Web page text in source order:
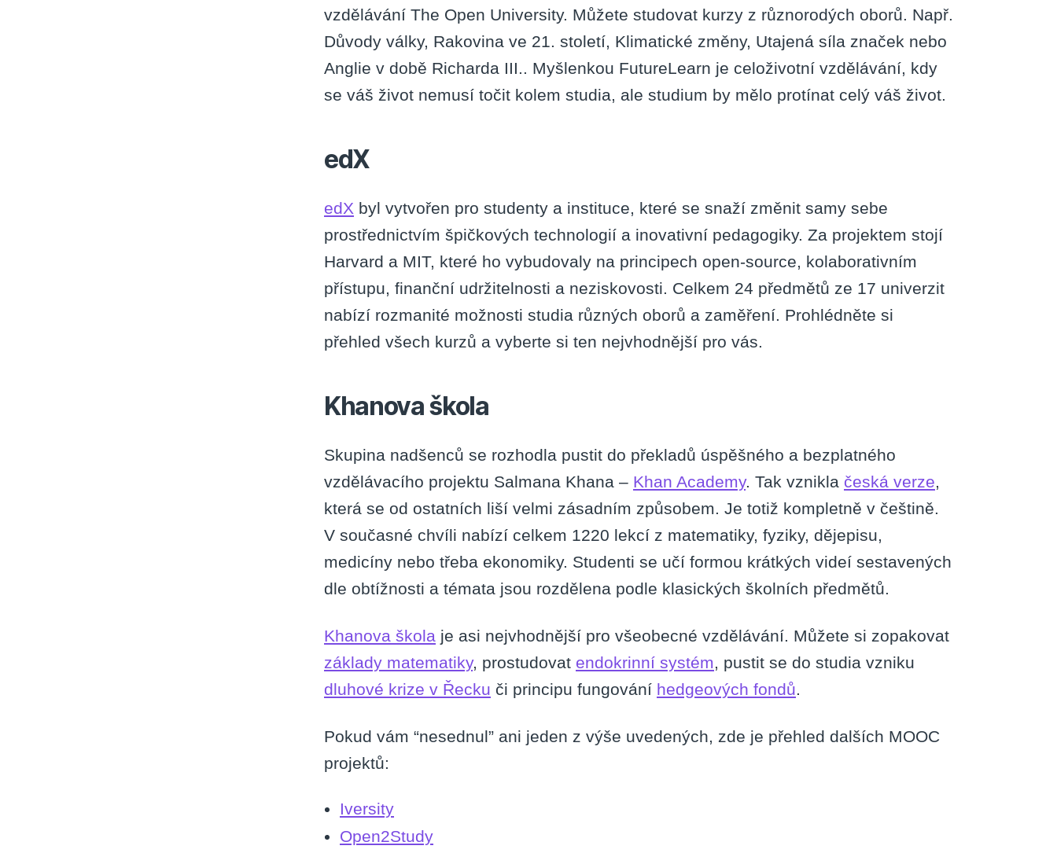
vzdělávání The Open University. Můžete studovat kurzy z různorodých oborů. Např.
Důvody války, Rakovina ve 21. století, Klimatické změny, Utajená síla značek nebo
Anglie v době Richarda III.. Myšlenkou FutureLearn je celoživotní vzdělávání, kdy
se váš život nemusí točit kolem studia, ale studium by mělo protínat celý váš život.
edX
edX byl vytvořen pro studenty a instituce, které se snaží změnit samy sebe
prostřednictvím špičkových technologií a inovativní pedagogiky. Za projektem stojí
Harvard a MIT, které ho vybudovaly na principech open-source, kolaborativním
přístupu, finanční udržitelnosti a neziskovosti. Celkem 24 předmětů ze 17 univerzit
nabízí rozmanité možnosti studia různých oborů a zaměření. Prohlédněte si
přehled všech kurzů a vyberte si ten nejvhodnější pro vás.
Khanova škola
Skupina nadšenců se rozhodla pustit do překladů úspěšného a bezplatného
vzdělávacího projektu Salmana Khana – Khan Academy. Tak vznikla česká verze
která se od ostatních liší velmi zásadním způsobem. Je totiž kompletně v češtině.
V současné chvíli nabízí celkem 1220 lekcí z matematiky, fyziky, dějepisu,
medicíny nebo třeba ekonomiky. Studenti se učí formou krátkých videí sestavených
dle obtížnosti a témata jsou rozdělena podle klasických školních předmětů.
Khanova škola je asi nejvhodnější pro všeobecné vzdělávání. Můžete si zopakovat
základy matematiky, prostudovat endokrinní systém, pustit se do studia vzniku
dluhové krize v Řecku či principu fungování hedgeových fondů.
Pokud vám “nesednul” ani jeden z výše uvedených, zde je přehled dalších MOOC
projektů:
Iversity
Open2Study